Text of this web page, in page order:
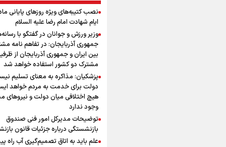
جمله‌ای که بغض
را شکست؛ «آهای مردم،
تهران رفتند»
سه حسرتی که به دلم
شلمچه تا شهرهای زیارتی عراق
اینفو برنا/ میزان مالیات بر
افزوده چقدر است؟
نصب کتیبه‌های ویژه روزهای پایانی
ایام شهادت امام رضا علیه السلام
وزیر ورزش و جوانان در گفتگو با
جمهوری آذربایجان: در تفاهم نامه
بین ایران و جمهوری آذربایجان از
مشترک دو کشور استفاده خواهد شد
پزشکیان: مذاکره به معنای تسلیم
دولت برای خدمت به مردم خواهد
هیچ اختلافی میان دولت و نیروهای
وجود ندارد
توضیحات مدیرکل امور فنی صندوق
بازنشستگی درباره جزئیات قانون
علم باید به اتاق تصمیم‌گیری آب راه